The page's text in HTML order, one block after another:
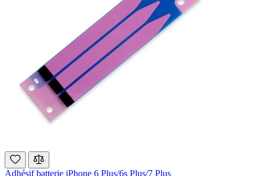
Adhésif batterie iPhone 6 Plus/6s Plus/7 Plus